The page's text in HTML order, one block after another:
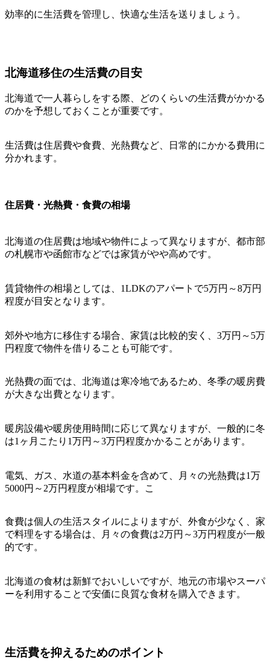
効率的に生活費を管理し、快適な生活を送りましょう。
北海道移住の生活費の目安
北海道で一人暮らしをする際、どのくらいの生活費がかかる
のかを予想しておくことが重要です。
生活費は住居費や食費、光熱費など、日常的にかかる費用に
分かれます。
住居費・光熱費・食費の相場
北海道の住居費は地域や物件によって異なりますが、都市部
の札幌市や函館市などでは家賃がやや高めです。
賃貸物件の相場としては、1LDKのアパートで5万円～8万円
程度が目安となります。
郊外や地方に移住する場合、家賃は比較的安く、3万円～5万
円程度で物件を借りることも可能です。
光熱費の面では、北海道は寒冷地であるため、冬季の暖房費
が大きな出費となります。
暖房設備や暖房使用時間に応じて異なりますが、一般的に冬
は1ヶ月こたり1万円～3万円程度かかることがあります。
電気、ガス、水道の基本料金を含めて、月々の光熱費は1万
5000円～2万円程度が相場です。こ
食費は個人の生活スタイルによりますが、外食が少なく、家
で料理をする場合は、月々の食費は2万円～3万円程度が一般
的です。
北海道の食材は新鮮でおいしいですが、地元の市場やスーパ
ーを利用することで安価に良質な食材を購入できます。
生活費を抑えるためのポイント